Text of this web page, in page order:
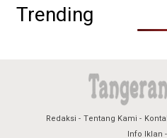
Trending
Redaksi Tentang Kami
Info Iklan